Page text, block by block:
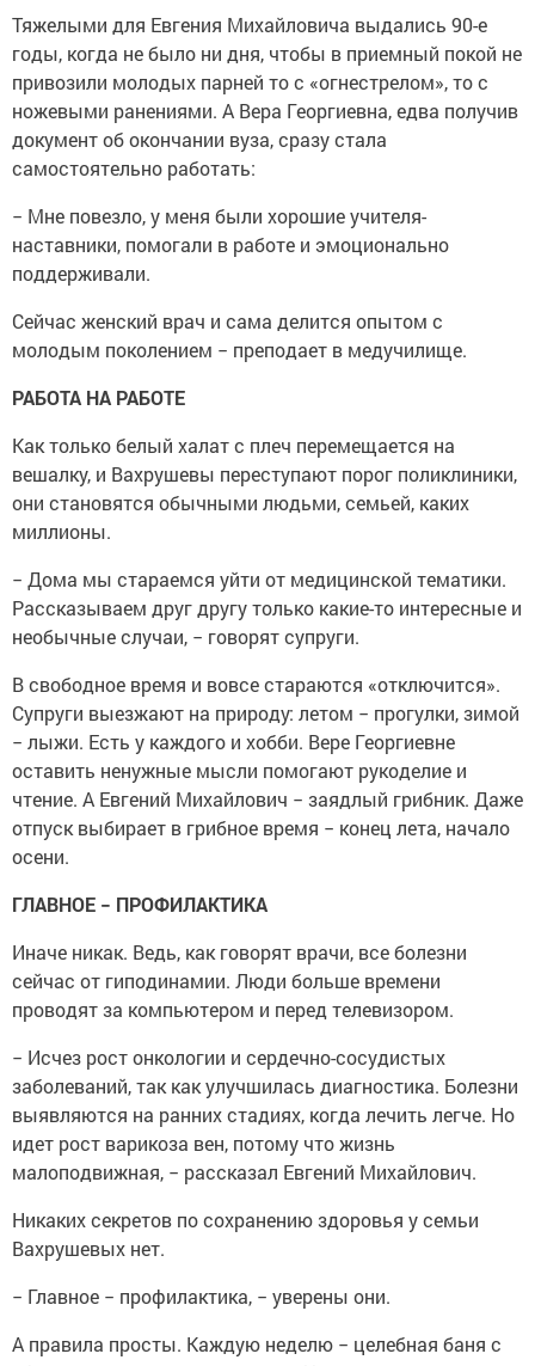
Тяжелыми для Евгения Михайловича выдались 90-е
годы, когда не было ни дня, чтобы в приемный покой не
привозили молодых парней то с «огнестрелом», то с
ножевыми ранениями. А Вера Георгиевна, едва получив
документ об окончании вуза, сразу стала
самостоятельно работать:
− Мне повезло, у меня были хорошие учителя-
наставники, помогали в работе и эмоционально
поддерживали.
Сейчас женский врач и сама делится опытом с
молодым поколением − преподает в медучилище.
РАБОТА НА РАБОТЕ
Как только белый халат с плеч перемещается на
вешалку, и Вахрушевы переступают порог поликлиники,
они становятся обычными людьми, семьей, каких
миллионы.
− Дома мы стараемся уйти от медицинской тематики.
Рассказываем друг другу только какие-то интересные и
необычные случаи, − говорят супруги.
В свободное время и вовсе стараются «отключится».
Супруги выезжают на природу: летом − прогулки, зимой
− лыжи. Есть у каждого и хобби. Вере Георгиевне
оставить ненужные мысли помогают рукоделие и
чтение. А Евгений Михайлович − заядлый грибник. Даже
отпуск выбирает в грибное время − конец лета, начало
осени.
ГЛАВНОЕ − ПРОФИЛАКТИКА
Иначе никак. Ведь, как говорят врачи, все болезни
сейчас от гиподинамии. Люди больше времени
проводят за компьютером и перед телевизором.
− Исчез рост онкологии и сердечно-сосудистых
заболеваний, так как улучшилась диагностика. Болезни
выявляются на ранних стадиях, когда лечить легче. Но
идет рост варикоза вен, потому что жизнь
малоподвижная, − рассказал Евгений Михайлович.
Никаких секретов по сохранению здоровья у семьи
Вахрушевых нет.
− Главное − профилактика, − уверены они.
А правила просты. Каждую неделю − целебная баня с